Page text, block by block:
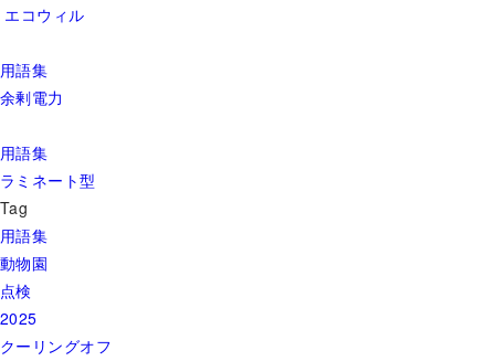
エコウィル
用語集
余剰電力
用語集
ラミネート型
Tag
用語集
動物園
点検
2025
クーリングオフ